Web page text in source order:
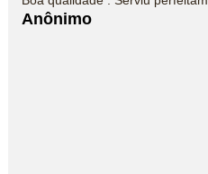
Anônimo